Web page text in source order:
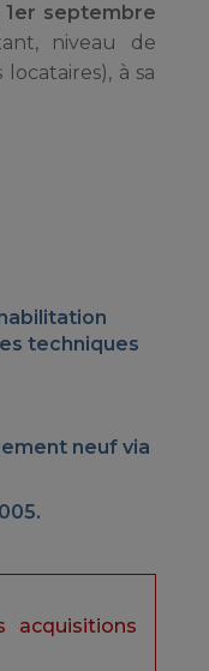
1er septembre
niveau de
à sa
techniques
neuf via
acquisitions